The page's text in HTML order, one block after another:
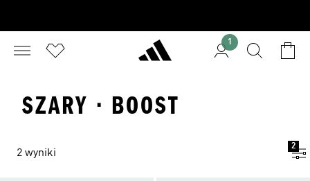
1
SZARY · BOOST
2 wyniki
2